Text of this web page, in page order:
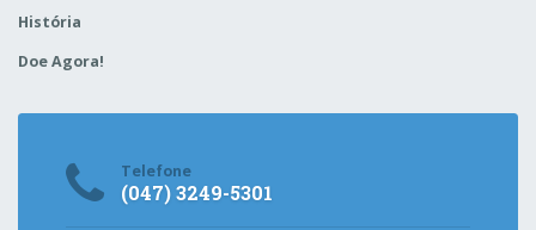
História
Doe Agora!
Telefone
(047) 3249-5301